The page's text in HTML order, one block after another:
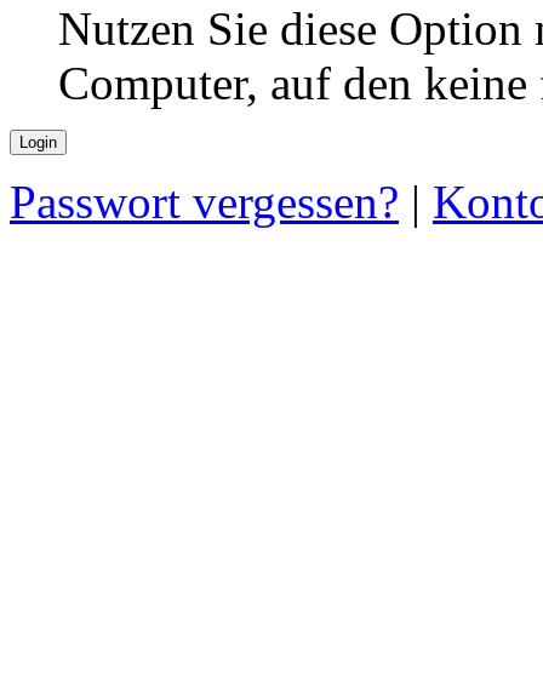
Nutzen Sie diese
Computer, auf den
Passwort vergessen? |